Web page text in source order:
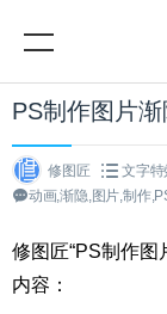
PS制作图片渐
修图匠 文字特
动画,渐隐,图片,制作
修图匠“PS制作图
内容：